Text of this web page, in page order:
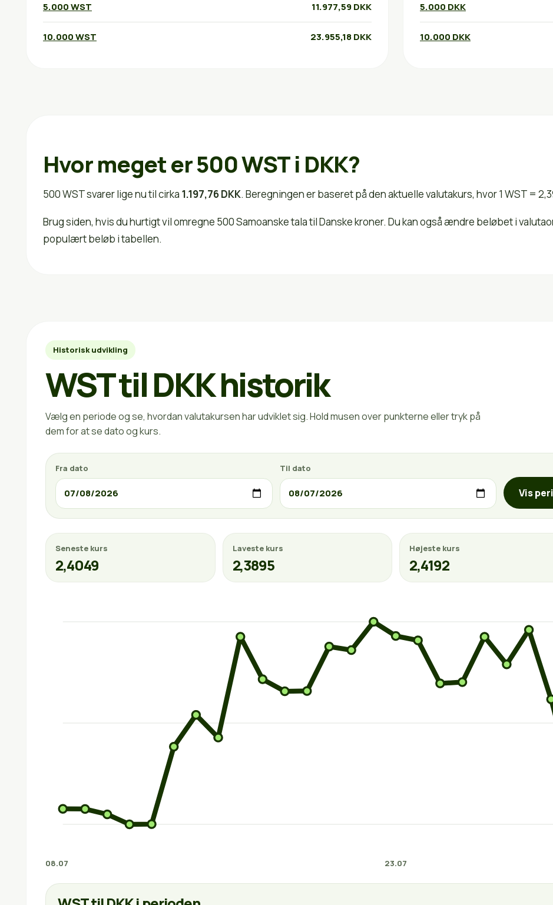
5.000 WST 11.977,59 DKK
10.000 WST 23.955,18 DKK
5.000 DKK
10.000 DKK
Hvor meget er 500 WST i DKK?
500 WST svarer lige nu til cirka 1.197,76 DKK. Beregningen er baseret på den aktuelle valutakurs, hvor 1 WST =
Brug siden, hvis du hurtigt vil omregne 500 Samoanske tala til Danske kroner. Du kan også ændre beløbet i
populært beløb i tabellen.
Historisk udvikling
WST til DKK historik
Vælg en periode og se, hvordan valutakursen har udviklet sig. Hold musen over punkterne eller tryk på
dem for at se dato og kurs.
Fra dato Til dato
Vis
Seneste kurs
2,4049
Laveste kurs
2,3895
Højeste kurs
2,4192
08.07 23.07